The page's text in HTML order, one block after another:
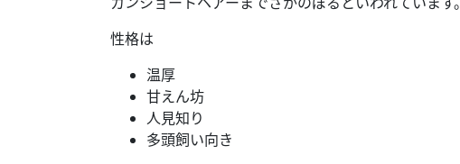
性格は
温厚
甘えん坊
人見知り
多頭飼い向き